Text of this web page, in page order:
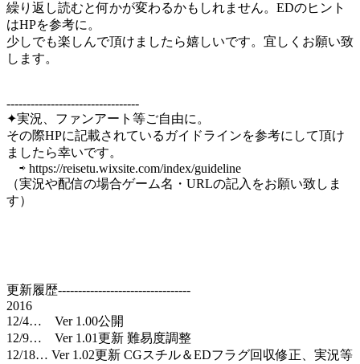
繰り返し読むと何かが変わるかもしれません。EDのヒント
はHPを参考に。
少しでも楽しんで頂けましたら嬉しいです。宜しくお願い致
します。
---------------------------------
✦実況、ファンアート等ご自由に。
その際HPに記載されているガイドラインを参考にして頂け
ましたら幸いです。
⇨ https://reisetu.wixsite.com/index/guideline
（実況や配信の場合ゲーム名・URLの記入をお願い致しま
す）
更新履歴---------------------------------
2016
12/4… Ver 1.00公開
12/9… Ver 1.01更新 難易度調整
12/18… Ver 1.02更新 CGスチル＆EDフラグ回収修正、実況等